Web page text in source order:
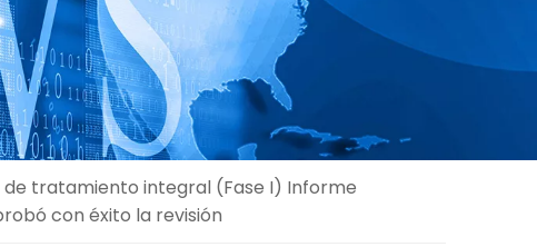
de tratamiento integral (Fase I) Informe
con éxito la revisión